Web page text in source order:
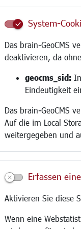
System-
Das brain-GeoCMS
deaktivieren, da
geocms_sid:
Eindeutigkeit
Das brain-GeoCMS
Auf die im Local
weitergegeben und
Erfassen
Aktivieren Sie diese
Wenn eine
Wirtschaft/
Gewerbeflächen
Handel und
Fairer Handel
Netzwerke
Glasfaserausbau
Newsletter